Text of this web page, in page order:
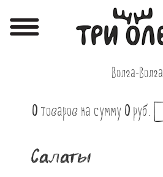
Фотоотчёты
Акции
Волга-Волга
0 товаров на сумму 0 руб.
Салаты